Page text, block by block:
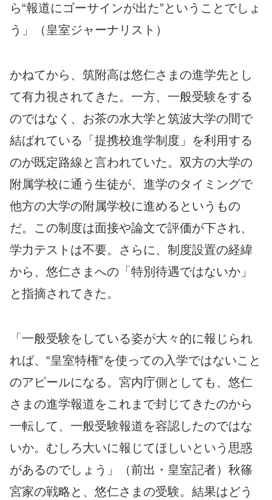
ら“報道にゴーサインが出た”ということでしょ
う」（皇室ジャーナリスト）
かねてから、筑附高は悠仁さまの進学先とし
て有力視されてきた。一方、一般受験をする
のではなく、お茶の水大学と筑波大学の間で
結ばれている「提携校進学制度」を利用する
のが既定路線と言われていた。双方の大学の
附属学校に通う生徒が、進学のタイミングで
他方の大学の附属学校に進めるというもの
だ。この制度は面接や論文で評価が下され、
学力テストは不要。さらに、制度設置の経緯
から、悠仁さまへの「特別待遇ではないか」
と指摘されてきた。
「一般受験をしている姿が大々的に報じられ
れば、“皇室特権”を使っての入学ではないこと
のアピールになる。宮内庁側としても、悠仁
さまの進学報道をこれまで封じてきたのから
一転して、一般受験報道を容認したのではな
いか。むしろ大いに報じてほしいという思惑
があるのでしょう」（前出・皇室記者）秋篠
宮家の戦略と、悠仁さまの受験。結果はどう